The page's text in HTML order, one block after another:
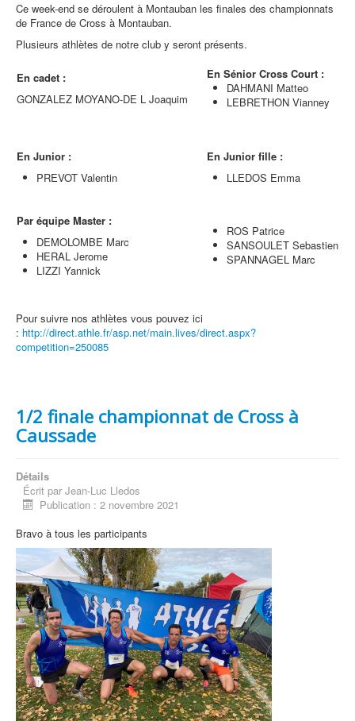
Ce week-end se déroulent à Montauban les finales des championnats
de France de Cross à Montauban.
Plusieurs athlètes de notre club y seront présents.
En cadet :
GONZALEZ MOYANO-DE L Joaquim
En Sénior Cross Court :
DAHMANI Matteo
LEBRETHON Vianney
En Junior :
PREVOT Valentin
En Junior fille :
LLEDOS Emma
Par équipe Master :
DEMOLOMBE Marc
HERAL Jerome
LIZZI Yannick
ROS Patrice
SANSOULET Sebastien
SPANNAGEL Marc
Pour suivre nos athlètes vous pouvez ici
: http://direct.athle.fr/asp.net/main.lives/direct.aspx?
competition=250085
1/2 finale championnat de Cross à
Caussade
Détails
Écrit par Jean-Luc Lledos
Publication : 2 novembre 2021
Bravo à tous les participants